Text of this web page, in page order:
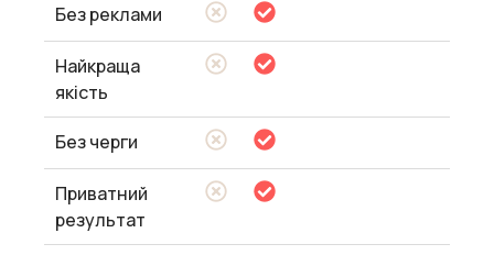
Без реклами
Найкраща
якість
Без черги
Приватний
результат